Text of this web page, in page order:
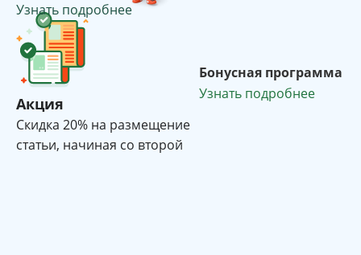
Узнать подробнее
Акция
Cкидка 20% на размещение
статьи, начиная со второй
Бонусная программа
Узнать подробнее